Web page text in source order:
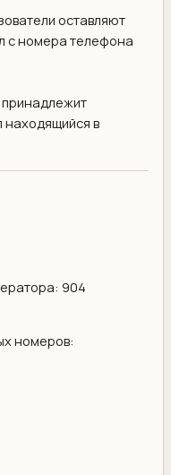
оставляют
с номера телефона
в
904
номеров: